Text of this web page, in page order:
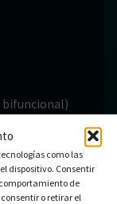
como las
dispositivo. Consentir
de
o retirar el
bifuncional)
acumulación